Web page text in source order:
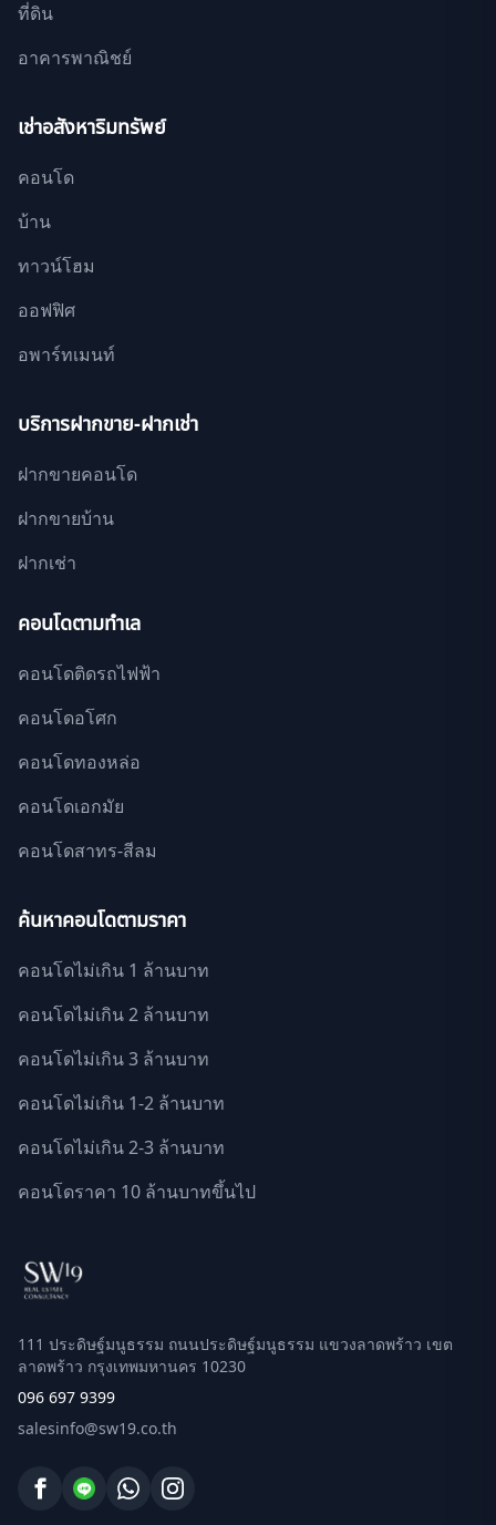
ที่ดิน
อาคารพาณิชย์
เช่าอสังหาริมทรัพย์
คอนโด
บ้าน
ทาวน์โฮม
ออฟฟิศ
อพาร์ทเมนท์
บริการฝากขาย-ฝากเช่า
ฝากขายคอนโด
ฝากขายบ้าน
ฝากเช่า
คอนโดตามทำเล
คอนโดติดรถไฟฟ้า
คอนโดอโศก
คอนโดทองหล่อ
คอนโดเอกมัย
คอนโดสาทร-สีลม
ค้นหาคอนโดตามราคา
คอนโดไม่เกิน 1 ล้านบาท
คอนโดไม่เกิน 2 ล้านบาท
คอนโดไม่เกิน 3 ล้านบาท
คอนโดไม่เกิน 1-2 ล้านบาท
คอนโดไม่เกิน 2-3 ล้านบาท
คอนโดราคา 10 ล้านบาทขึ้นไป
111 ประดิษฐ์มนูธรรม ถนนประดิษฐ์มนูธรรม แขวงลาดพร้าว เขต
ลาดพร้าว กรุงเทพมหานคร 10230
096 697 9399
salesinfo@sw19.co.th